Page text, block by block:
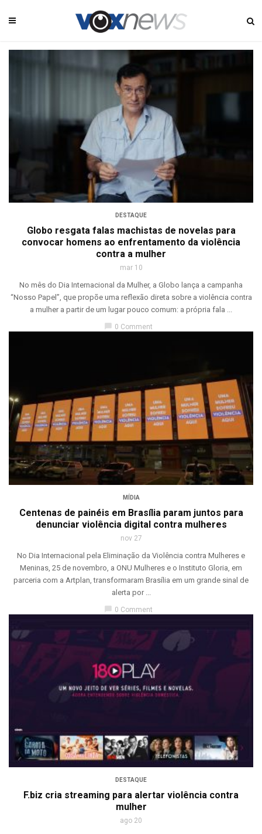
DESTAQUE
Globo resgata falas machistas de novelas para
convocar homens ao enfrentamento da violência
contra a mulher
mar 10
No mês do Dia Internacional da Mulher, a Globo lança a campanha
“Nosso Papel”, que propõe uma reflexão direta sobre a violência contra
a mulher a partir de um lugar pouco comum: a própria fala ...
chat_bubble 0 Comment
MÍDIA
Centenas de painéis em Brasília param juntos para
denunciar violência digital contra mulheres
nov 27
No Dia Internacional pela Eliminação da Violência contra Mulheres e
Meninas, 25 de novembro, a ONU Mulheres e o Instituto Gloria, em
parceria com a Artplan, transformaram Brasília em um grande sinal de
alerta por ...
0 Comment
DESTAQUE
F.biz cria streaming para alertar violência contra
mulher
ago 20